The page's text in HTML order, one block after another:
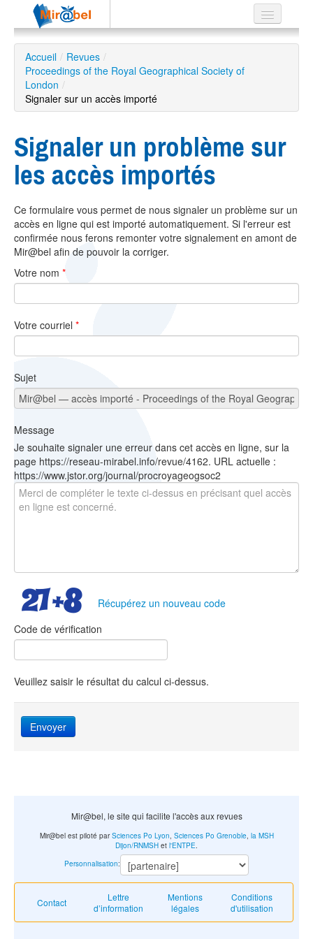
Le réseau
Soutien
Listes
Recherche
avancée
EN
ES
?
Accueil / Revues /
Proceedings of the Royal Geographical Society of
London /
Signaler sur un accès importé
Signaler un problème sur
les accès importés
Ce formulaire vous permet de nous signaler un problème sur un
accès en ligne qui est importé automatiquement. Si l'erreur est
confirmée nous ferons remonter votre signalement en amont de
Mir@bel afin de pouvoir la corriger.
Votre nom *
Votre courriel *
Sujet
Message
Je souhaite signaler une erreur dans cet accès en ligne, sur la
page https://reseau-mirabel.info/revue/4162. URL actuelle :
https://www.jstor.org/journal/procroyageogsoc2
Récupérez un nouveau code
Code de vérification
Veuillez saisir le résultat du calcul ci-dessus.
Envoyer
Mir@bel, le site qui facilite l'accès aux revues
Contact
Lettre
d’information
Mentions
légales
Conditions
d'utilisation
Mir@bel est piloté parSciences Po Lyon Sciences Po Grenoble, la MSH
Dijon/RNMSH et l'ENTPE
Personnalisation: